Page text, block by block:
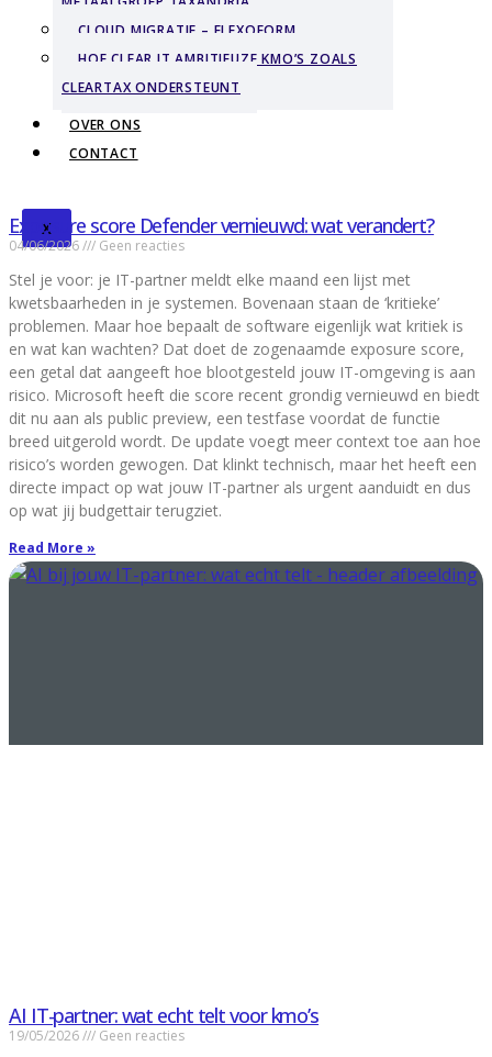
CLOUD MIGRATIE – FLEXOFORM
HOE CLEAR IT AMBITIEUZE KMO’S ZOALS
CLEARTAX ONDERSTEUNT
OVER ONS
CONTACT
X
Exposure score Defender vernieuwd: wat verandert?
04/06/2026 Geen reacties
Stel je voor: je IT-partner meldt elke maand een lijst met
kwetsbaarheden in je systemen. Bovenaan staan de ‘kritieke’
problemen. Maar hoe bepaalt de software eigenlijk wat kritiek is
en wat kan wachten? Dat doet de zogenaamde exposure score,
een getal dat aangeeft hoe blootgesteld jouw IT-omgeving is aan
risico. Microsoft heeft die score recent grondig vernieuwd en biedt
dit nu aan als public preview, een testfase voordat de functie
breed uitgerold wordt. De update voegt meer context toe aan hoe
risico’s worden gewogen. Dat klinkt technisch, maar het heeft een
directe impact op wat jouw IT-partner als urgent aanduidt en dus
op wat jij budgettair terugziet.
Read More »
AI IT-partner: wat echt telt voor kmo’s
19/05/2026 Geen reacties